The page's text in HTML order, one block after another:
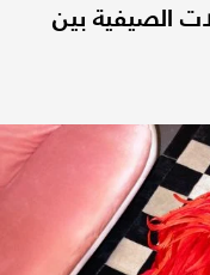
الصيفية بين